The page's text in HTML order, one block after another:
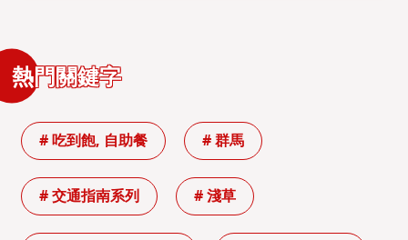
熱門關鍵字
# 吃到飽, 自助餐 # 群馬
# 交通指南系列 # 淺草